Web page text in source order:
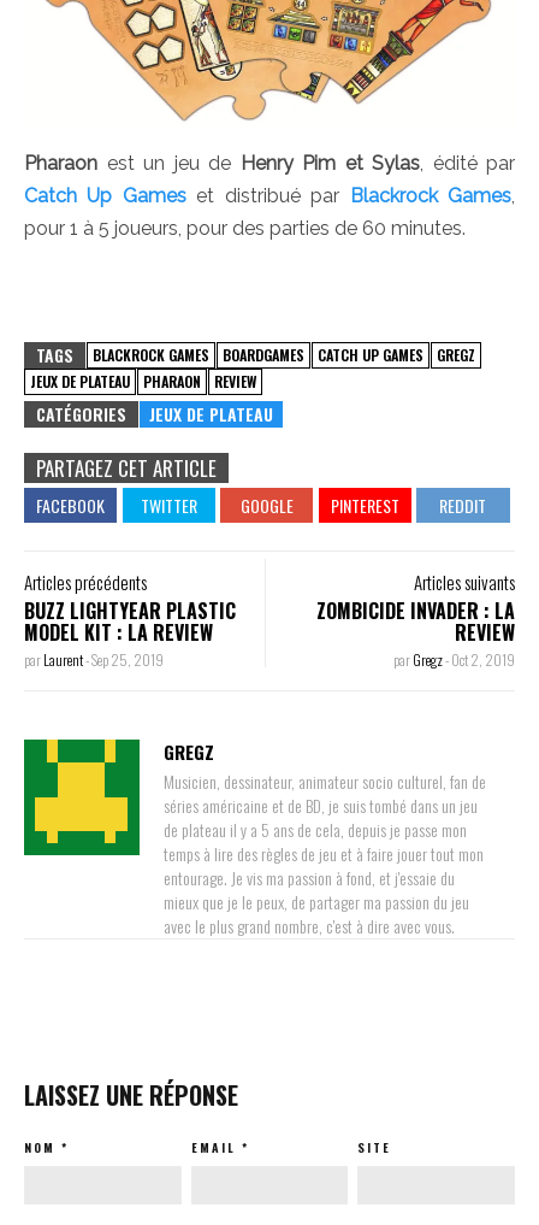
Pharaon est un jeu de Henry Pim et Sylas , édité par
Catch Up Gameset distribué par Blackrock Games
pour 1 à 5 joueurs, pour des parties de 60 minutes.
TAGS BLACKROCK GAMES BOARDGAMES CATCH UP GAMES
GREGZ
JEUX DE PLATEAU
PHARAON REVIEW
CATÉGORIES JEUX DE PLATEAU
PARTAGEZ CET ARTICLE
Articles précédents
BUZZ LIGHTYEAR PLASTIC
MODEL KIT : LA REVIEW
parLaurent-Sep 25, 2019
Articles suivants
ZOMBICIDE INVADER : LA
REVIEW
parGregz-Oct 2, 2019
GREGZ
Musicien, dessinateur, animateur socio culturel, fan de
séries américaine et de BD, je suis tombé dans un jeu
de plateau il y a 5 ans de cela, depuis je passe mon
temps à lire des règles de jeu et à faire jouer tout mon
entourage. Je vis ma passion à fond, et j'essaie du
mieux que je le peux, de partager ma passion du jeu
avec le plus grand nombre, c'est à dire avec vous.
LAISSEZ UNE RÉPONSE
NOM * EMAIL * SITE